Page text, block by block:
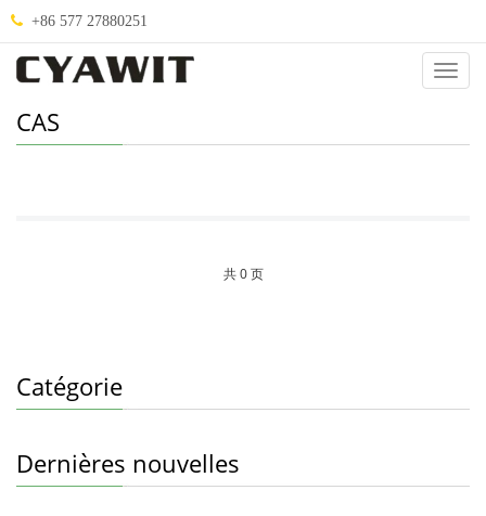
+86 577 27880251
CAS
共 0 页
Catégorie
Dernières nouvelles